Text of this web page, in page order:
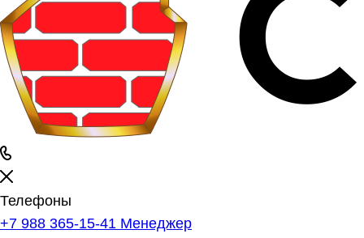
Телефоны
+7 988 365-15-41 Менеджер